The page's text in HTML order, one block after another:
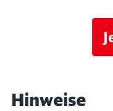
Hinweise